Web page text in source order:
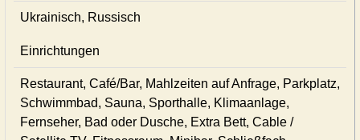
Ukrainisch, Russisch
Einrichtungen
Restaurant, Café/Bar, Mahlzeiten auf Anfrage, Parkplatz,
Schwimmbad, Sauna, Sporthalle, Klimaanlage,
Fernseher, Bad oder Dusche, Extra Bett, Cable /